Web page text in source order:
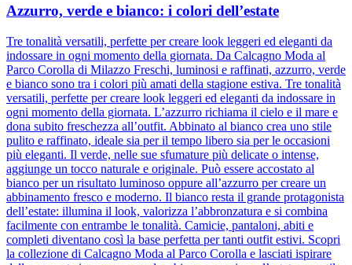
Azzurro, verde e bianco: i colori dell’estate
Tre tonalità versatili, perfette per creare look leggeri ed eleganti da
indossare in ogni momento della giornata. Da Calcagno Moda al
Parco Corolla di Milazzo Freschi, luminosi e raffinati, azzurro, verde
e bianco sono tra i colori più amati della stagione estiva. Tre tonalità
versatili, perfette per creare look leggeri ed eleganti da indossare in
ogni momento della giornata. L’azzurro richiama il cielo e il mare e
dona subito freschezza all’outfit. Abbinato al bianco crea uno stile
pulito e raffinato, ideale sia per il tempo libero sia per le occasioni
più eleganti. Il verde, nelle sue sfumature più delicate o intense,
aggiunge un tocco naturale e originale. Può essere accostato al
bianco per un risultato luminoso oppure all’azzurro per creare un
abbinamento fresco e moderno. Il bianco resta il grande protagonista
dell’estate: illumina il look, valorizza l’abbronzatura e si combina
facilmente con entrambe le tonalità. Camicie, pantaloni, abiti e
completi diventano così la base perfetta per tanti outfit estivi. Scopri
la collezione di Calcagno Moda al Parco Corolla e lasciati ispirare